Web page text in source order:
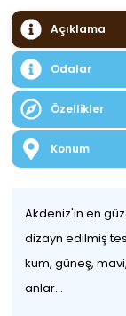
Açıklama
Odalar
Özellikler
Konum
Akdeniz'in en
dizayn edilmiş
kum, güneş,
anlar...